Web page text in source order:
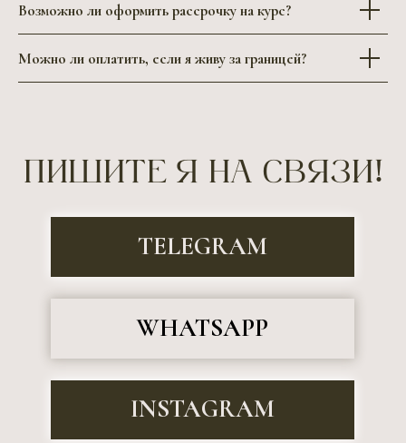
Возможно ли оформить рассрочку на курс?
Можно ли оплатить, если я живу за границей?